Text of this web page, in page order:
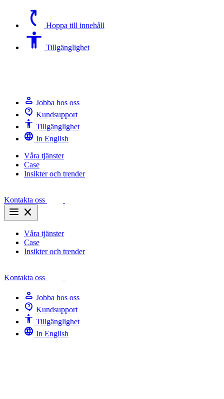
switch_access_shortcut Hoppa till innehåll
Accessibility Tillgänglighet
person Jobba hos oss
contact_support Kundsupport
Accessibility Tillgänglighet
language In English
Våra tjänster
Case
Insikter och trender
Kontakta oss
menu close
Våra tjänster
Case
Insikter och trender
Kontakta oss
person Jobba hos oss
contact_support Kundsupport
Accessibility Tillgänglighet
language In English